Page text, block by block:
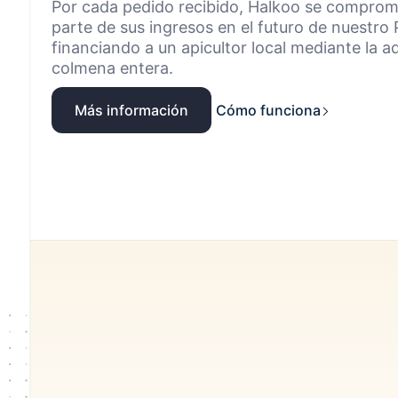
busque
y fiable.
Más
¿Tiene
Envíe
avere la
Más
Por cada pedido recibido, Halkoo se
parte de sus ingresos en el futuro de nuestro
financiando a un apicultor local mediante la
colmena entera.
Más información Cómo funciona